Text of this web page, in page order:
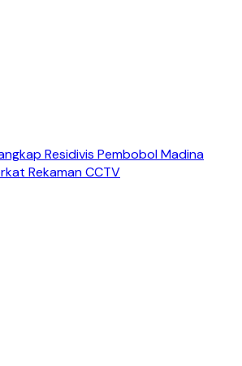
Residivis Pembobol Madina
Rekaman CCTV